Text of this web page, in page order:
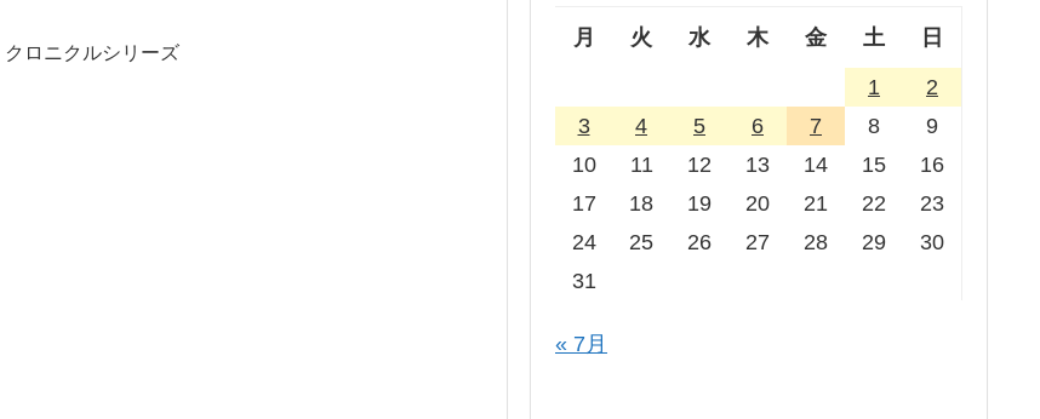
ロニクルシリーズ
月 火 水 木 金 土 日
1
2
3
4 5 6 7 8
9
10
11 12 13 14 15
16
17
18 19 20 21 22
23
24
25 26 27 28 29
30
31
« 7月